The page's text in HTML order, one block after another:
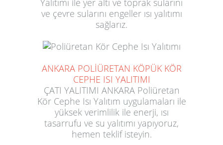
ve çevre sularını engeller ısı yalıtımı
sağlarız.
ANKARA POLİÜRETAN KÖPÜK KÖR
CEPHE ISI YALITIMI
ÇATI YALITIMI ANKARA Poliüretan
Kör Cephe Isı Yalıtım uygulamaları ile
yüksek verimlilik ile enerji, ısı
tasarrufu ve su yalıtımı yapıyoruz,
hemen teklif isteyin.